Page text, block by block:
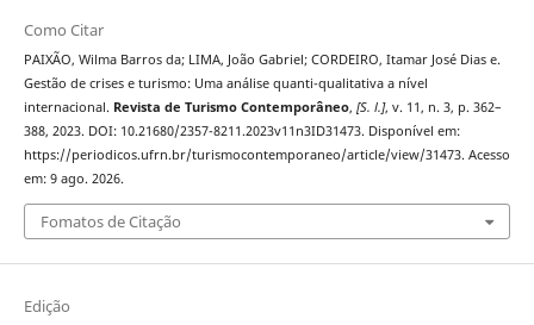
Como Citar
PAIXÃO, Wilma Barros da; LIMA, João Gabriel; CORDEIRO, Itamar José Dias e.
Gestão de crises e turismo: Uma análise quanti-qualitativa a nível
internacional. Revista de Turismo Contemporâneo, [S. l.], v. 11, n. 3, p. 362–
388, 2023. DOI: 10.21680/2357-8211.2023v11n3ID31473. Disponível em:
https://periodicos.ufrn.br/turismocontemporaneo/article/view/31473. Acesso
em: 9 ago. 2026.
Fomatos de Citação
Edição